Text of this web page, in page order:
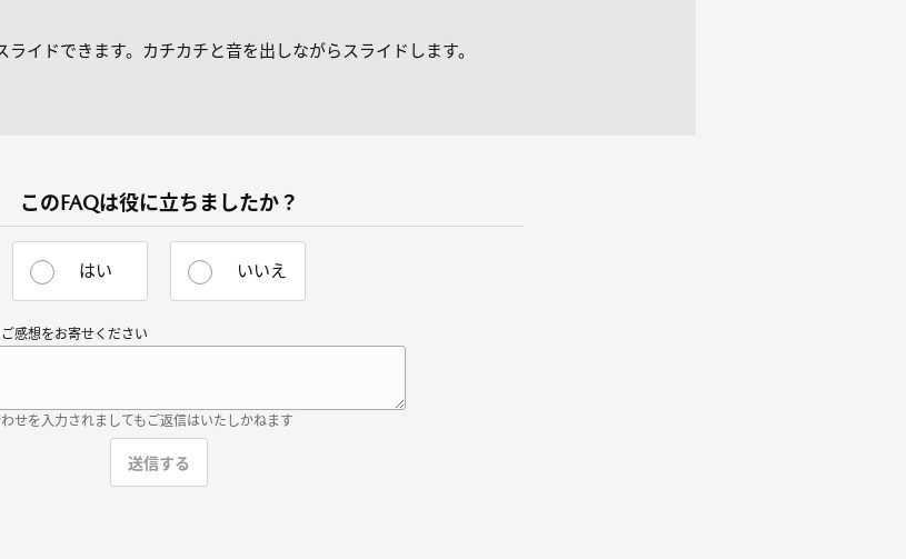
イドできます。カチカチと音を出しながらスライドします。
このFAQは役に立ちましたか？
はい いいえ
感想をお寄せください
せを入力されましてもご返信はいたしかねます